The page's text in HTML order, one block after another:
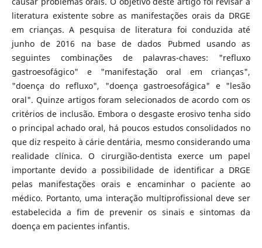
literatura existente sobre as manifestações orais da DRGE
em crianças. A pesquisa de literatura foi conduzida até
junho de 2016 na base de dados Pubmed usando as
seguintes combinações de palavras-chaves: "refluxo
gastroesofágico" e "manifestação oral em crianças",
"doença do refluxo", "doença gastroesofágica" e "lesão
oral". Quinze artigos foram selecionados de acordo com os
critérios de inclusão. Embora o desgaste erosivo tenha sido
o principal achado oral, há poucos estudos consolidados no
que diz respeito à cárie dentária, mesmo considerando uma
realidade clínica. O cirurgião-dentista exerce um papel
importante devido a possibilidade de identificar a DRGE
pelas manifestações orais e encaminhar o paciente ao
médico. Portanto, uma interação multiprofissional deve ser
estabelecida a fim de prevenir os sinais e sintomas da
doença em pacientes infantis.